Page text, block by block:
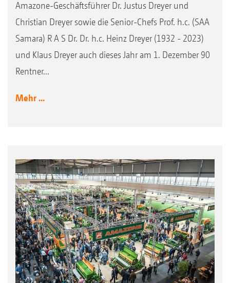
Amazone-Geschäftsführer Dr. Justus Dreyer und
Christian Dreyer sowie die Senior-Chefs Prof. h.c. (SAA
Samara) R A S Dr. Dr. h.c. Heinz Dreyer (1932 - 2023)
und Klaus Dreyer auch dieses Jahr am 1. Dezember 90
Rentner...
Mehr ...